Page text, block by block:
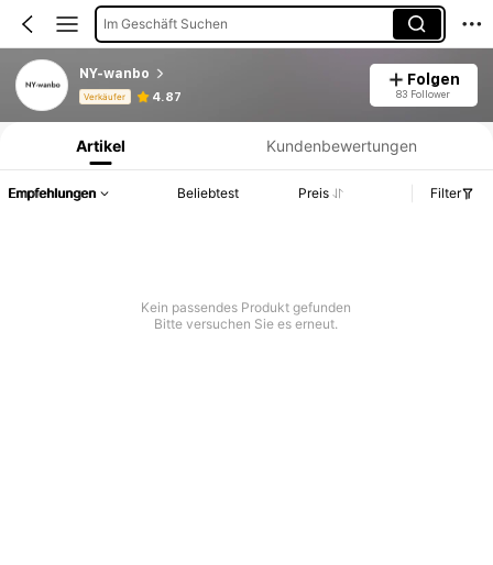
Im Geschäft Suchen
NY-wanbo
Verkäufer 4.87
Folgen
83 Follower
Produktinformation: Preisangabe, Verkaufs- und Lagerbestandsdetails.
Artikel Kundenbewertungen
Empfehlungen Beliebtest Preis Filter
Kein passendes Produkt gefunden
Bitte versuchen Sie es erneut.